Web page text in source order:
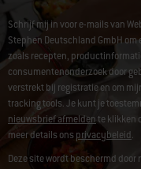
Schrijf mij in voor e-mails van
Stephen Deutschland GmbH
zoals recepten,
consumentenonderzoek door
verstrekt bij registratie en om
tracking tools. Je kunt je
nieuwsbrief afmeldente klikken
meer details onsprivacybeleid.
Deze site wordt beschermd door